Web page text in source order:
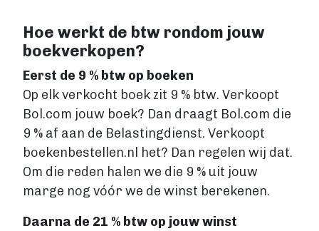
Hoe werkt de btw rondom jouw
boekverkopen?
Eerst de 9 % btw op boeken
Op elk verkocht boek zit 9 % btw. Verkoopt
Bol.com jouw boek? Dan draagt Bol.com die
9 % af aan de Belastingdienst. Verkoopt
boekenbestellen.nl het? Dan regelen wij dat.
Om die reden halen we die 9 % uit jouw
marge nog vóór we de winst berekenen.
Daarna de 21 % btw op jouw winst